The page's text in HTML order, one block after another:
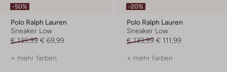
-50%
Polo Ralph Lauren
Sneaker Low
€ 139,99 € 69,99
+ mehr farben
-20%
Polo Ralph Lauren
Sneaker Low
€ 139,99 € 111,99
+ mehr farben